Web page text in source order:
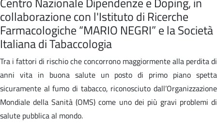
collaborazione con l'Istituto di Ricerche
Farmacologiche “MARIO NEGRI” e la Società
Italiana di Tabaccologia
Tra i fattori di rischio che concorrono maggiormente alla perdita di
anni vita in buona salute un posto di primo piano spetta
sicuramente al fumo di tabacco, riconosciuto dall’Organizzazione
Mondiale della Sanità (OMS) come uno dei più gravi problemi di
salute pubblica al mondo.